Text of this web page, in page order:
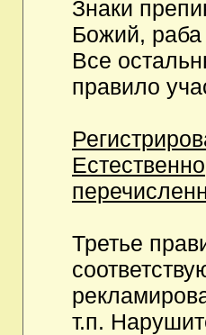
Знаки
Божий,
Все
правило
Третье
т.п.